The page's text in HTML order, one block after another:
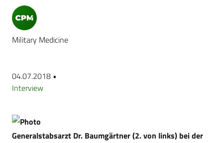
Military Medicine
04.07.2018 •
Interview
Generalstabsarzt Dr. Baumgärtner (2. von links) bei der